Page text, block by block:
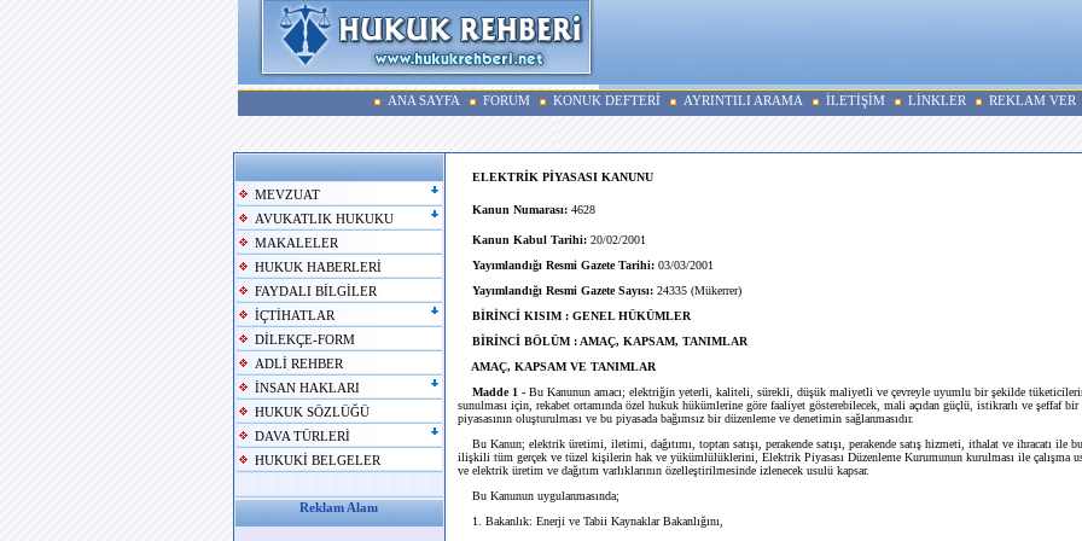
ANA SAYFA FORUM KONUK DEFTERİ AYRINTILI ARAMA İLETİŞİM LİNKLER REKLAM VER
MEVZUAT
AVUKATLIK HUKUKU
MAKALELER
HUKUK HABERLERİ
FAYDALI BİLGİLER
İÇTİHATLAR
DİLEKÇE-FORM
ADLİ REHBER
İNSAN HAKLARI
HUKUK SÖZLÜĞÜ
DAVA TÜRLERİ
HUKUKİ BELGELER
Reklam Alanı
ELEKTRİK PİYASASI KANUNU
Kanun Numarası: 4628
Kanun Kabul Tarihi: 20/02/2001
Yayımlandığı Resmi Gazete Tarihi: 03/03/2001
Yayımlandığı Resmi Gazete Sayısı: 24335 (Mükerrer)
BİRİNCİ KISIM : GENEL HÜKÜMLER
BİRİNCİ BÖLÜM : AMAÇ, KAPSAM, TANIMLAR
AMAÇ, KAPSAM VE TANIMLAR
Madde 1 - Bu Kanunun amacı; elektriğin yeterli, kaliteli, sürekli, düşük maliyetli ve çevreyle uyumlu bir şekilde
sunulması için, rekabet ortamında özel hukuk hükümlerine göre faaliyet gösterebilecek, mali açıdan güçlü, istikrarlı ve şeffaf
piyasasının oluşturulması ve bu piyasada bağımsız bir düzenleme ve denetimin sağlanmasıdır.
Bu Kanun; elektrik üretimi, iletimi, dağıtımı, toptan satışı, perakende satışı, perakende satış hizmeti, ithalat ve ihracatı ile
ilişkili tüm gerçek ve tüzel kişilerin hak ve yükümlülüklerini, Elektrik Piyasası Düzenleme Kurumunun kurulması ile çalışma
ve elektrik üretim ve dağıtım varlıklarının özelleştirilmesinde izlenecek usulü kapsar.
Bu Kanunun uygulanmasında;
1. Bakanlık: Enerji ve Tabii Kaynaklar Bakanlığını,